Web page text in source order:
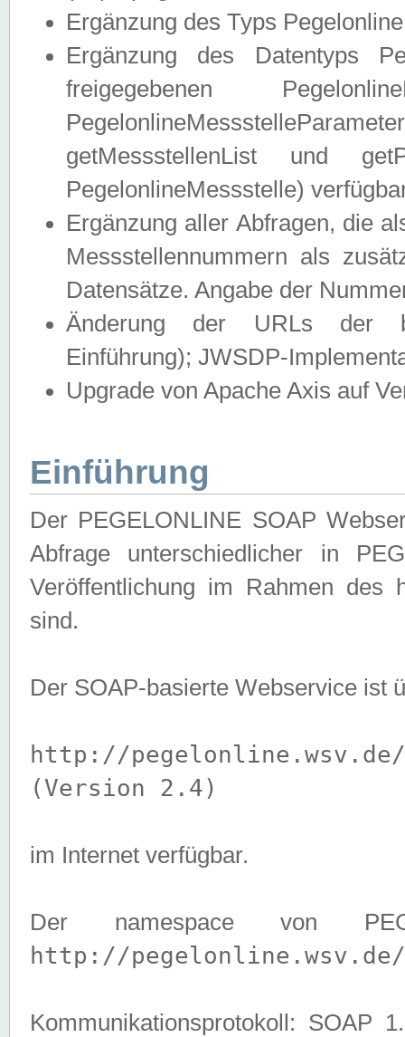
Ergänzung des Typs
Ergänzung des Datentyps
freigegebenen
getMessstellenList und
PegelonlineMessstelle)
Ergänzung aller Abfragen, die
Messstellennummern als
Datensätze. Angabe der
Änderung der URLs der
Einführung); JWSDP-
Upgrade von Apache Axis auf
Einführung
Der PEGELONLINE SOAP
Abfrage unterschiedlicher in
Veröffentlichung im Rahmen des
sind.
Der SOAP-basierte Webservice ist
http://pegelonline.wsv.de/
(Version 2.4)
im Internet verfügbar.
Der namespace von
http://pegelonline.wsv.de/
Kommunikationsprotokoll: SOAP